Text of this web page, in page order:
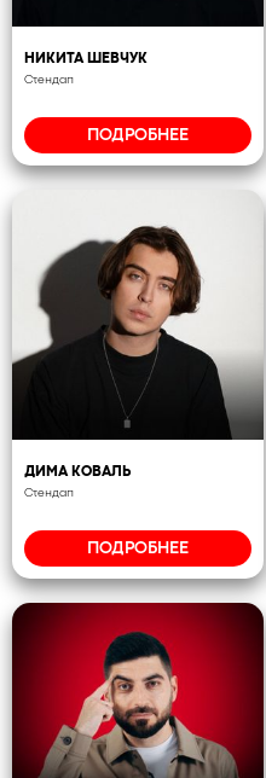
НИКИТА ШЕВЧУК
Стендап
ПОДРОБНЕЕ
ДИМА КОВАЛЬ
Стендап
ПОДРОБНЕЕ